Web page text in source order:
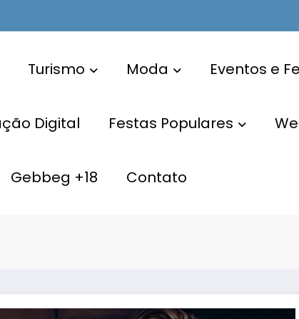
Turismo Moda Eventos e
Digital Festas Populares
Gebbeg +18 Contato